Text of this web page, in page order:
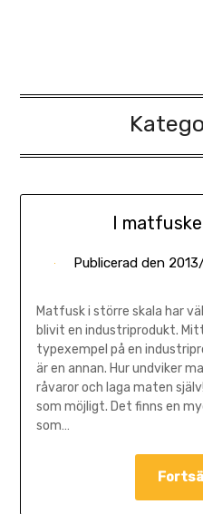
I
Publicerad den
Matfusk i större skala har
blivit en industriprodukt.
typexempel på en
är en annan. Hur undviker
råvaror och laga maten
som möjligt. Det finns en
som…